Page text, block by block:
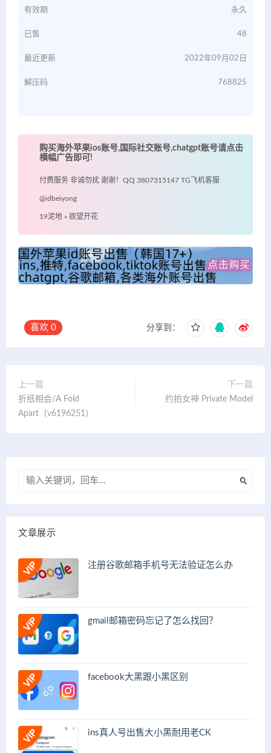
有效期 永久
已售 48
最近更新 2022年09月02日
解压码 768825
购买海外苹果ios账号,国际社交账号,chatgpt账号请点击
横幅广告即可!
付费服务 非诚勿扰 谢谢！QQ 3807315147 TG飞机客服
@idbeiyong
19泥地 » 欲望开花
喜欢 0 分享到：
上一篇
折纸相会/A Fold
Apart（v6196251）
下一篇
约拍女神 Private Model
文章展示
注册谷歌邮箱手机号无法验证怎么办
gmail邮箱密码忘记了怎么找回？
facebook大黑跟小黑区别
ins真人号出售大小黑耐用老CK